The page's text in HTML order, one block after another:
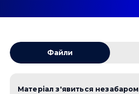
Файли
Матеріал з'явиться незабаром